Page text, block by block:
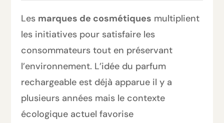
Les marques de cosmétiques multiplient
les initiatives pour satisfaire les
consommateurs tout en préservant
l’environnement. L’idée du parfum
rechargeable est déjà apparue il y a
plusieurs années mais le contexte
écologique actuel favorise